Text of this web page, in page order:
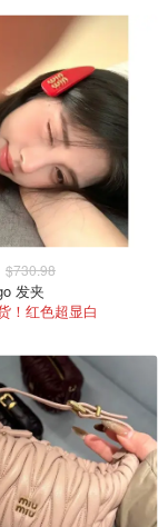
$730.98
发夹
！红色超显白